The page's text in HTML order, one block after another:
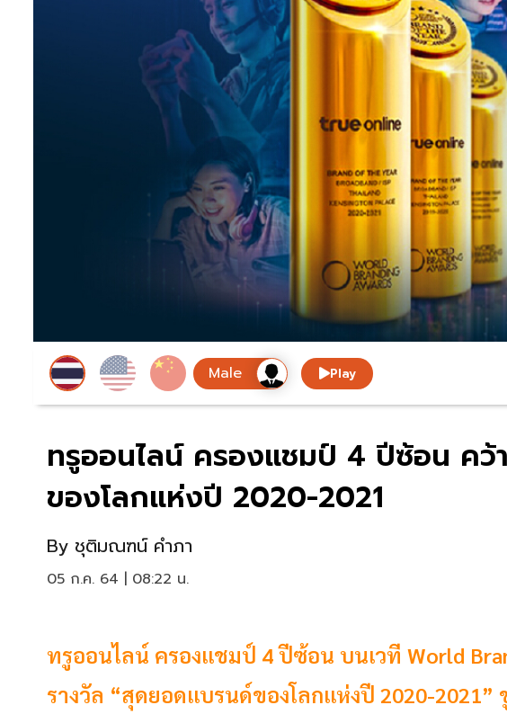
Play
ทรูออนไลน์ ครองแชมป์ 4 ปีซ้อน คว้
ของโลกแห่งปี 2020-2021
By ชุติมณฑน์ คำภา
05 ก.ค. 64 | 08:22 น.
ทรูออนไลน์ ครองแชมป์ 4 ปีซ้อน บนเวที World
รางวัล “สุดยอดแบรนด์ของโลกแห่งปี 2020-2021”